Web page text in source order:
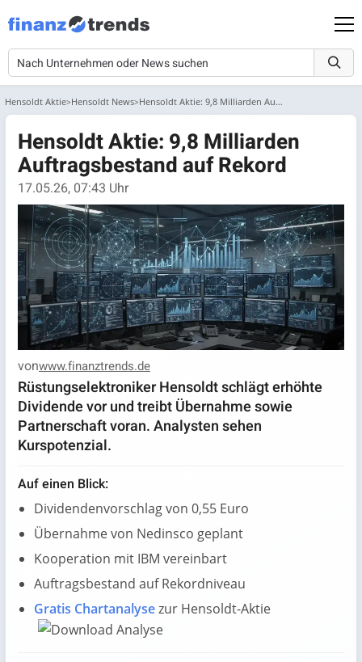
Hensoldt Aktie Hensoldt News Hensoldt Aktie: 9,8 Milliarden Auftragsbestand auf Rekord
Hensoldt Aktie: 9,8 Milliarden
Auftragsbestand auf Rekord
17.05.26, 07:43 Uhr
vonwww.finanztrends.de
Rüstungselektroniker Hensoldt schlägt erhöhte
Dividende vor und treibt Übernahme sowie
Partnerschaft voran. Analysten sehen
Kurspotenzial.
Auf einen Blick:
Dividendenvorschlag von 0,55 Euro
Übernahme von Nedinsco geplant
Kooperation mit IBM vereinbart
Auftragsbestand auf Rekordniveau
Gratis Chartanalysezur Hensoldt-Aktie